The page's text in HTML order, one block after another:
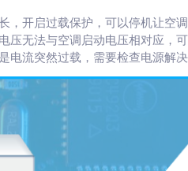
，开启过载保护，可以停机让空
压无法与空调启动电压相对应，
电流突然过载，需要检查电源解决